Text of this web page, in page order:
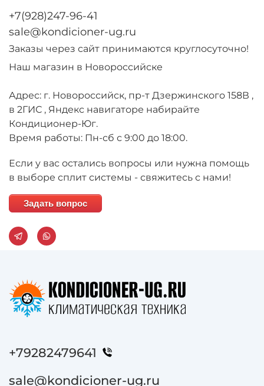
+7(928)247-96-41
sale@kondicioner-ug.ru
Заказы через сайт принимаются круглосуточно!
Наш магазин в Новороссийске
Адрес: г. Новороссийск, пр-т Дзержинского 158В ,
в 2ГИС , Яндекс навигаторе набирайте
Кондиционер-Юг.
Время работы: Пн-сб с 9:00 до 18:00.
Если у вас остались вопросы или нужна помощь
в выборе сплит системы - свяжитесь с нами!
Задать вопрос
+79282479641
sale@kondicioner-ug.ru